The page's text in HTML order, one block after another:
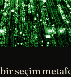
bir seçim